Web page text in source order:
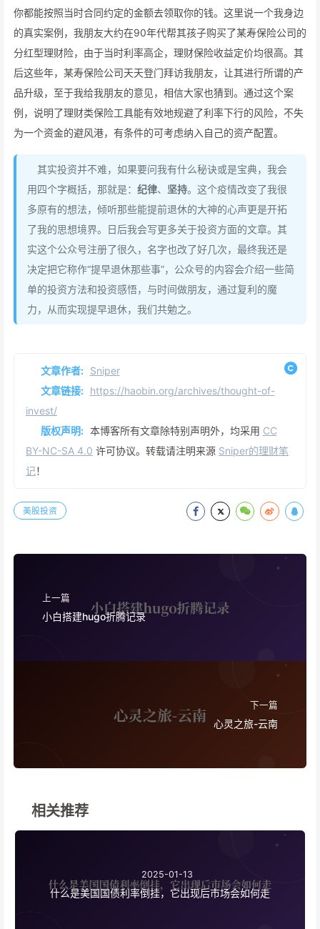
你都能按照当时合同约定的金额去领取你的钱。这里说一个我身边
的真实案例，我朋友大约在90年代帮其孩子购买了某寿保险公司的
分红型理财险，由于当时利率高企，理财保险收益定价均很高。其
后这些年，某寿保险公司天天登门拜访我朋友，让其进行所谓的产
品升级，至于我给我朋友的意见，相信大家也猜到。通过这个案
例，说明了理财类保险工具能有效地规避了利率下行的风险，不失
为一个资金的避风港，有条件的可考虑纳入自己的资产配置。
其实投资并不难，如果要问我有什么秘诀或是宝典，我会
用四个字概括，那就是： 纪律、 坚持。这个疫情改变了我很
多原有的想法，倾听那些能提前退休的大神的心声更是开拓
了我的思想境界。日后我会写更多关于投资方面的文章。其
实这个公众号注册了很久，名字也改了好几次，最终我还是
决定把它称作“提早退休那些事”，公众号的内容会介绍一些简
单的投资方法和投资感悟，与时间做朋友，通过复利的魔
力，从而实现提早退休，我们共勉之。
文章作者: Sniper
文章链接: https://haobin.org/archives/thought-of-
invest/
版权声明: 本博客所有文章除特别声明外，均采用 CC
BY-NC-SA 4.0 许可协议。转载请注明来源 Sniper的理财笔
记！
美股投资
上一篇
小白搭建hugo折腾记录
下一篇
心灵之旅-云南
相关推荐
2025-01-13
什么是美国国债利率倒挂，它出现后市场会如何走